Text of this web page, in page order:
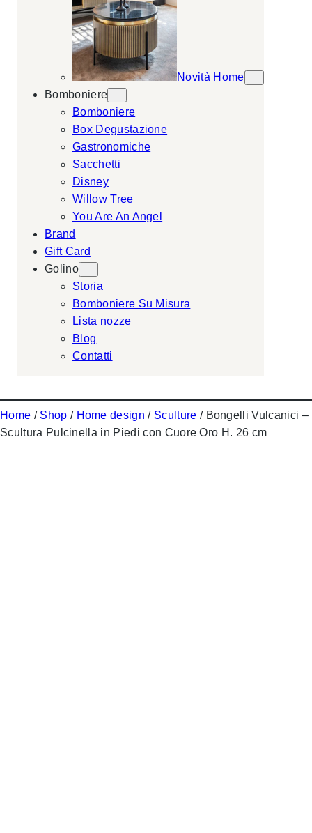
Novità Home
Bomboniere
Bomboniere
Box Degustazione
Gastronomiche
Sacchetti
Disney
Willow Tree
You Are An Angel
Brand
Gift Card
Golino
Storia
Bomboniere Su Misura
Lista nozze
Blog
Contatti
Home / Shop / Home design / Sculture / Bongelli Vulcanici –
Scultura Pulcinella in Piedi con Cuore Oro H. 26 cm